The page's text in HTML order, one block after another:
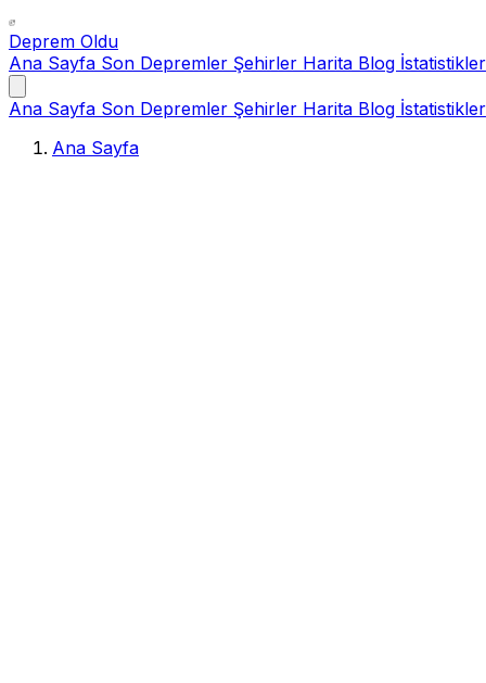
Deprem Oldu
Ana Sayfa Son Depremler Şehirler Harita Blog İstatistikler
Ana Sayfa Son Depremler Şehirler Harita Blog İstatistikler
Ana Sayfa